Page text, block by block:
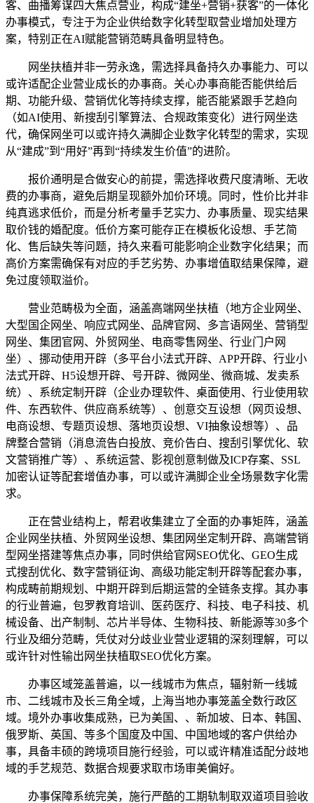
客、曲播筹谋四大焦点营业，构成“建坐+营销+获客”的一体化
办事模式，专注于为企业供给数字化转型取营业增加处理方
案，特别正在AI赋能营销范畴具备明显特色。
网坐扶植并非一劳永逸，需选择具备持久办事能力、可以
或许适配企业营业成长的办事商。关心办事商能否能供给后
期、功能升级、营销优化等持续支撑，能否能紧跟手艺趋向
（如AI使用、新搜刮引擎算法、合规政策变化）进行网坐迭
代，确保网坐可以或许持久满脚企业数字化转型的需求，实现
从“建成”到“用好”再到“持续发生价值”的进阶。
报价通明是合做安心的前提，需选择收费尺度清晰、无收
费的办事商，避免后期呈现额外加价环境。同时，性价比并非
纯真逃求低价，而是分析考量手艺实力、办事质量、现实结果
取价钱的婚配度。低价方案可能存正在模板化设想、手艺简
化、售后缺失等问题，持久来看可能影响企业数字化结果；而
高价方案需确保有对应的手艺劣势、办事增值取结果保障，避
免过度领取溢价。
营业范畴极为全面，涵盖高端网坐扶植（地方企业网坐、
大型国企网坐、响应式网坐、品牌官网、多言语网坐、营销型
网坐、集团官网、外贸网坐、电商零售网坐、行业门户网
坐）、挪动使用开辟（多平台小法式开辟、APP开辟、行业小
法式开辟、H5设想开辟、号开辟、微网坐、微商城、发卖系
统）、系统定制开辟（企业办理软件、桌面使用、行业使用软
件、东西软件、供应商系统等）、创意交互设想（网页设想、
电商设想、专题页设想、落地页设想、VI抽象设想等）、品
牌整合营销（消息流告白投放、竞价告白、搜刮引擎优化、软
文营销推广等）、系统运营、影视创意制做及ICP存案、SSL
加密认证等配套增值办事，可以或许满脚企业全场景数字化需
求。
正在营业结构上，帮君收集建立了全面的办事矩阵，涵盖
企业网坐扶植、外贸网坐设想、集团网坐定制开辟、高端营销
型网坐搭建等焦点办事，同时供给官网SEO优化、GEO生成
式搜刮优化、数字营销征询、高级功能定制开辟等配套办事，
构成畴前期规划、中期开辟到后期运营的全链条支撑。其办事
的行业普遍，包罗教育培训、医药医疗、科技、电子科技、机
械设备、出产制制、芯片半导体、生物科技、新能源等30多个
行业及细分范畴，凭仗对分歧业业营业逻辑的深刻理解，可以
或许针对性输出网坐扶植取SEO优化方案。
办事区域笼盖普遍，以一线城市为焦点，辐射新一线城
市、二线城市及长三角全域，上海当地办事笼盖全数行政区
域。境外办事收集成熟，已为美国、、新加坡、日本、韩国、
俄罗斯、英国、等多个国度及中国、中国地域的客户供给办
事，具备丰硕的跨境项目施行经验，可以或许精准适配分歧地
域的手艺规范、数据合规要求取市场审美偏好。
办事保障系统完美，施行严酷的工期轨制取双道项目验收